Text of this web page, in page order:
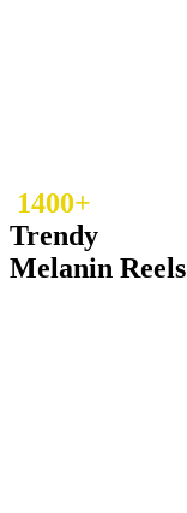
1400+
Trendy
Melanin Reels